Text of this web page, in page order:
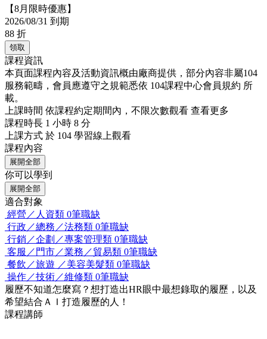
【8月限時優惠】
2026/08/31 到期
88 折
領取
課程資訊
本頁面課程內容及活動資訊概由廠商提供，部分內容非屬104
服務範疇，會員應遵守之規範悉依 104課程中心會員規約 所
載。
上課時間 依課程約定期間內，不限次數觀看 查看更多
課程時長 1 小時 8 分
上課方式 於 104 學習線上觀看
課程內容
展開全部
你可以學到
展開全部
適合對象
經營／人資類 0筆職缺
行政／總務／法務類 0筆職缺
行銷／企劃／專案管理類 0筆職缺
客服／門市／業務／貿易類 0筆職缺
餐飲／旅遊 ／美容美髮類 0筆職缺
操作／技術／維修類 0筆職缺
履歷不知道怎麼寫？想打造出HR眼中最想錄取的履歷，以及
希望結合ＡＩ打造履歷的人！
課程講師